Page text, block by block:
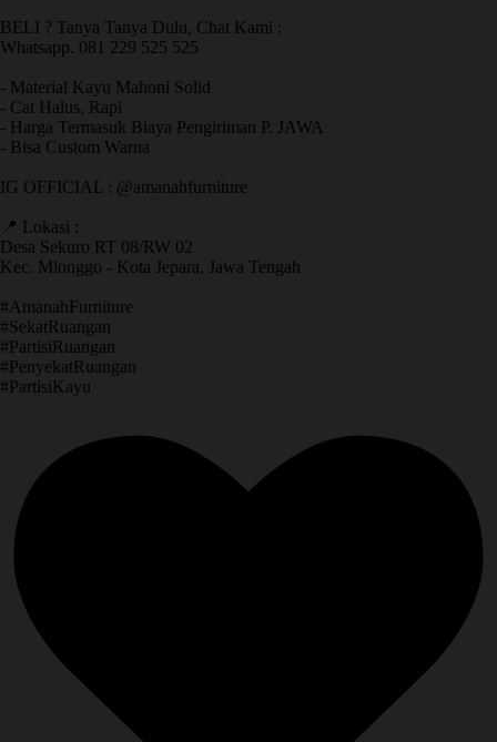
BELI ? Tanya Tanya Dulu, Chat Kami :
Whatsapp. 081 229 525 525
- Material Kayu Mahoni Solid
- Cat Halus, Rapi
- Harga Termasuk Biaya Pengiriman P. JAWA
- Bisa Custom Warna
IG OFFICIAL : @amanahfurniture
📍 Lokasi :
Desa Sekuro RT 08/RW 02
Kec. Mlonggo - Kota Jepara, Jawa Tengah
​#AmanahFurniture
​#SekatRuangan
​#PartisiRuangan
​#PenyekatRuangan
​#PartisiKayu